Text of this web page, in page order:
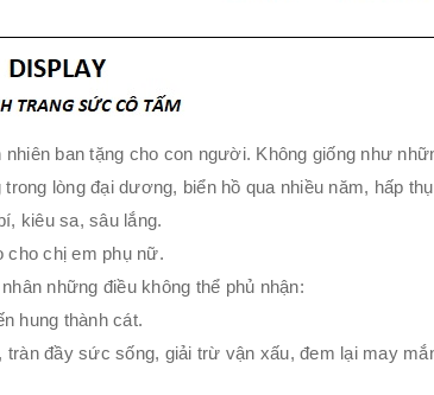
ban tặng cho con người. Không giống như
lòng đại dương, biển hồ qua nhiều năm, hấp
kiêu sa, sâu lắng.
cho chị em phụ nữ.
những điều không thể phủ nhận:
hung thành cát.
đầy sức sống, giải trừ vận xấu, đem lại may